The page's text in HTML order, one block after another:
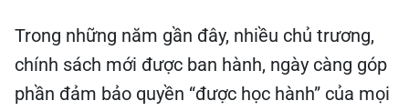
Trong những năm gần đây, nhiều chủ trương,
chính sách mới được ban hành, ngày càng góp
phần đảm bảo quyền “được học hành” của mọi